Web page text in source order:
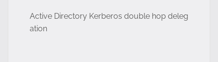
Active Directory Kerberos double hop deleg
ation